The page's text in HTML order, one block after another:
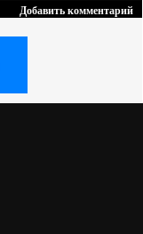
Добавить комментарий